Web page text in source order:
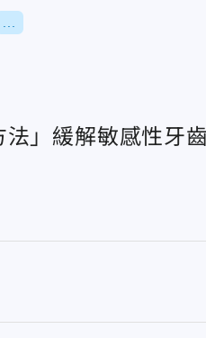
」緩解敏感性牙齒